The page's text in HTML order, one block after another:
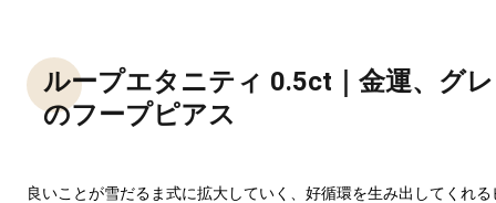
ループエタニティ 0.5ct｜金運、グ
のフープピアス
良いことが雪だるま式に拡大していく、好循環を生み出してくれ